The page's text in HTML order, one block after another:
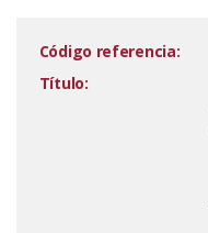
Código referencia:
Título: